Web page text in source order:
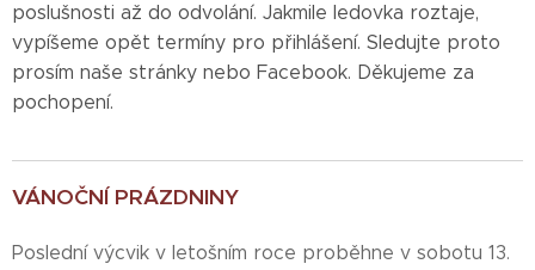
poslušnosti až do odvolání. Jakmile ledovka roztaje,
vypíšeme opět termíny pro přihlášení. Sledujte proto
prosím naše stránky nebo Facebook. Děkujeme za
pochopení.
VÁNOČNÍ PRÁZDNINY
Poslední výcvik v letošním roce proběhne v sobotu 13.